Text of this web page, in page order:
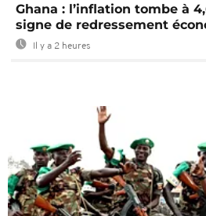
Ghana : l’inflation tombe à
signe de redressement
Il y a 2 heures